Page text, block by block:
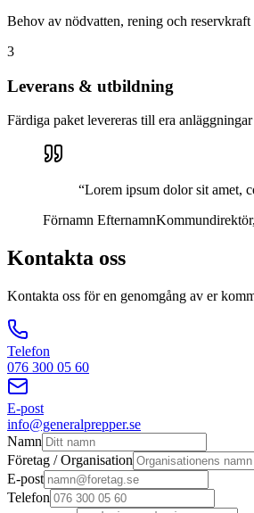
Behov av nödvatten, rening och
3
Leverans & utbildning
Färdiga paket levereras till era
“Lorem ipsum dolor sit amet,
Förnamn EfternamnKommundirektör,
Kontakta oss
Kontakta oss för en genomgång av er
Telefon
076 300 05 60
E-post
info@generalprepper.se
Namn
Företag / Organisation
E-post
Telefon